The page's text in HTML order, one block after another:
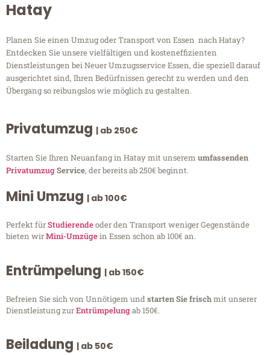
Hatay
Planen Sie einen Umzug oder Transport von Essen nach Hatay?
Entdecken Sie unsere vielfältigen und kosteneffizienten
Dienstleistungen bei Neuer Umzugsservice Essen, die speziell darauf
ausgerichtet sind, Ihren Bedürfnissen gerecht zu werden und den
Übergang so reibungslos wie möglich zu gestalten.
Privatumzug | ab 250€
Starten Sie Ihren Neuanfang in Hatay mit unserem umfassenden
PrivatumzugService, der bereits ab 250€ beginnt.
Mini Umzug | ab 100€
Perfekt fürStudierendeoder den Transport weniger Gegenstände
bieten wirMini-Umzügein Essen schon ab 100€ an.
Entrümpelung | ab 150€
Befreien Sie sich von Unnötigem undstarten Sie frischmit unserer
Dienstleistung zurEntrümpelungab 150€.
Beiladung | ab 50€